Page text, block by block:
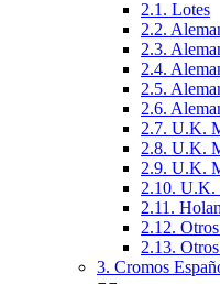
2.1. Lotes
2.2.
2.3.
2.4.
2.5.
2.6.
2.7. U.K.
2.8. U.K.
2.9. U.K.
2.10. U.K.
2.11.
2.12.
2.13.
3. Cromos